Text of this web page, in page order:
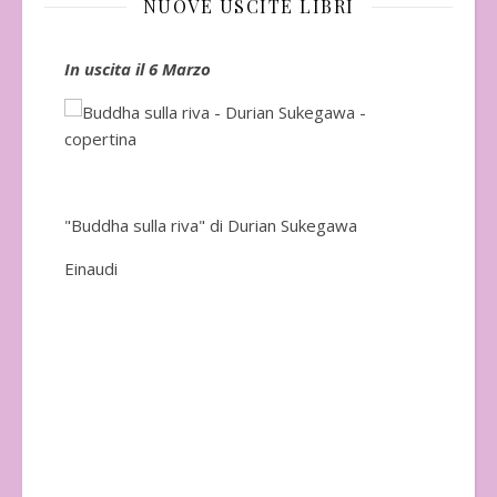
NUOVE USCITE LIBRI
In uscita il 6 Marzo
"Buddha sulla riva" di Durian Sukegawa
Einaudi